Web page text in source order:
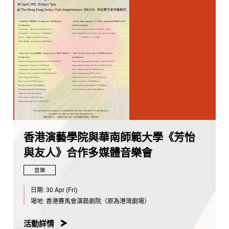
香港演藝學院與華南師範大學《芳怡
與友人》合作多媒體音樂會
音樂
日期: 30 Apr (Fri)
場地: 香港賽馬會演藝劇院（原為港灣劇場）
活動詳情